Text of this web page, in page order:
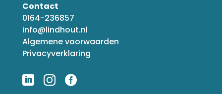
Contact
0164-236857
info@lindhout.nl
Algemene voorwaarden
Privacyverklaring
  